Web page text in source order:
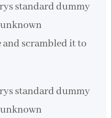
standard dummy
unknown
scrambled it to
standard dummy
unknown